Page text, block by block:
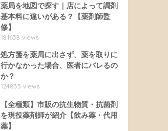
薬局を地図で探す｜店によって調剤
基本料に違いがある？【薬剤師監
修】
181638 views
処方箋を薬局に出さず、薬を取りに
行かなかった場合、医者にバレるの
か？
124835 views
【全種類】市販の抗生物質・抗菌剤
を現役薬剤師が紹介【飲み薬・代用
薬】